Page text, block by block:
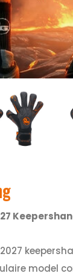
model